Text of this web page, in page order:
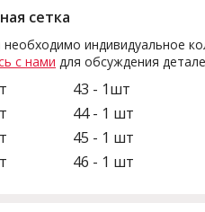
сетка
необходимо индивидуальное
с нами для обсуждения
43 - 1шт
44 - 1 шт
45 - 1 шт
46 - 1 шт